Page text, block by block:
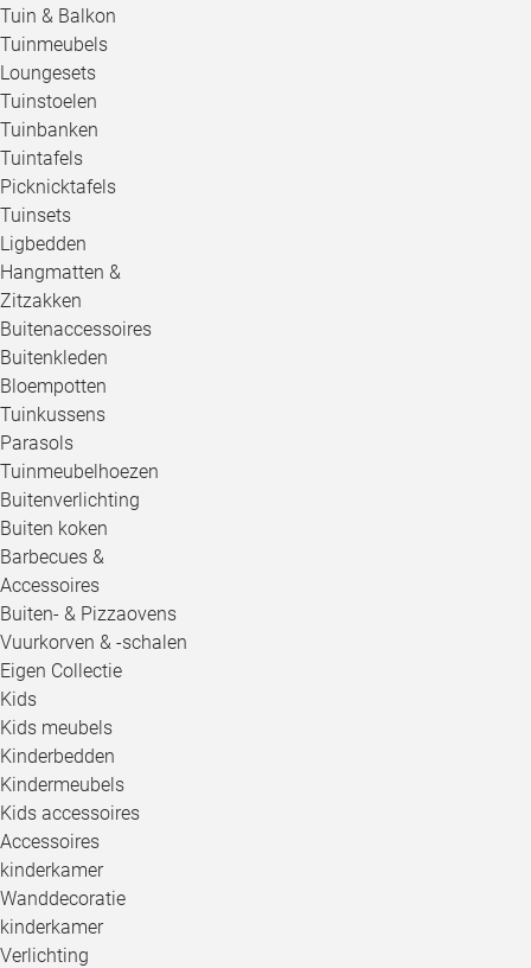
Tuin & Balkon
Tuinmeubels
Loungesets
Tuinstoelen
Tuinbanken
Tuintafels
Picknicktafels
Tuinsets
Ligbedden
Hangmatten &
Zitzakken
Buitenaccessoires
Buitenkleden
Bloempotten
Tuinkussens
Parasols
Tuinmeubelhoezen
Buitenverlichting
Buiten koken
Barbecues &
Accessoires
Buiten- & Pizzaovens
Vuurkorven & -schalen
Eigen Collectie
Kids
Kids meubels
Kinderbedden
Kindermeubels
Kids accessoires
Accessoires
kinderkamer
Wanddecoratie
kinderkamer
Verlichting